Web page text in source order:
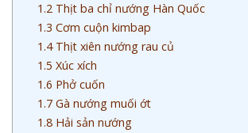
1.2 Thịt ba chỉ nướng Hàn Quốc
1.3 Cơm cuộn kimbap
1.4Thịt xiên nướng rau củ
1.5 Xúc xích
1.6 Phở cuốn
1.7 Gà nướng muối ớt
1.8 Hải sản nướng